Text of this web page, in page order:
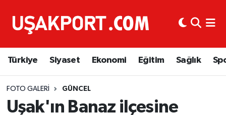
Türkiye Siyaset Ekonomi Eğitim Sağlık
FOTO GALERI GÜNCEL
Uşak'ın Banaz ilçesine
Siyaset
Ekonomi
İstanbul Hava Durumu
İstanbul Trafik Yoğunluk Haritası